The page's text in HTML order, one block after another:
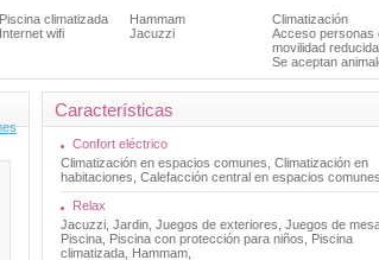
Climatización
Acceso personas
movilidad reducida
Se aceptan
Piscina climatizada
Internet wifi
Hammam
Jacuzzi
Características
Confort eléctrico
Climatización en espacios comunes, Climatización en
habitaciones, Calefacción central en espacios comunes,
Relax
Jacuzzi, Jardin, Juegos de exteriores, Juegos de
Piscina, Piscina con protección para niños, Piscina
climatizada, Hammam,